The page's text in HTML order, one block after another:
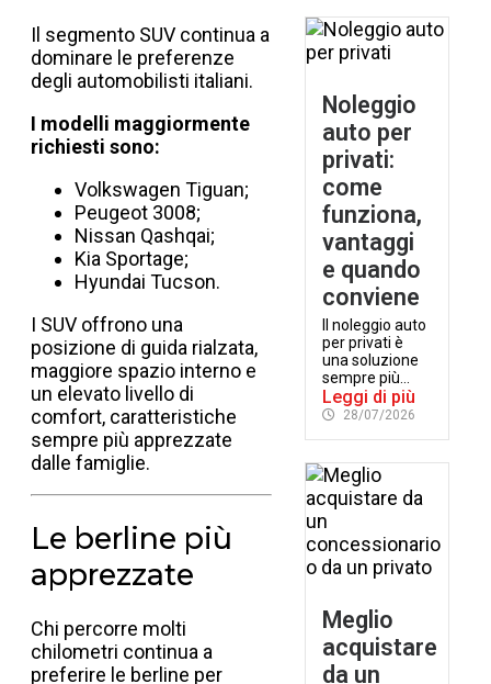
Il segmento SUV continua a
dominare le preferenze
degli automobilisti italiani.
I modelli maggiormente
richiesti sono:
Volkswagen Tiguan;
Peugeot 3008;
Nissan Qashqai;
Kia Sportage;
Hyundai Tucson.
I SUV offrono una
posizione di guida rialzata,
maggiore spazio interno e
un elevato livello di
comfort, caratteristiche
sempre più apprezzate
dalle famiglie.
Le berline più
apprezzate
Chi percorre molti
chilometri continua a
preferire le berline per
Noleggio
auto per
privati:
come
funziona,
vantaggi
e quando
conviene
Il noleggio auto
per privati è
una soluzione
sempre più...
Leggi di più
28/07/2026
Meglio
acquistare
da un